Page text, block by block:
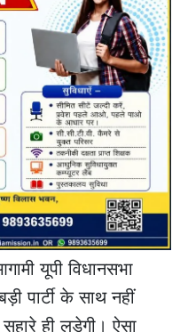
यूपी विधानसभा
पार्टी के साथ नहीं
ही लड़ेगी। ऐसा